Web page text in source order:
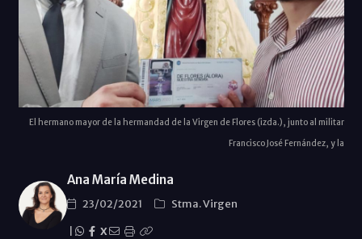
El hermano mayor de la hermandad de la Virgen de Flores (izda.), junto al militar
Francisco José Fernández, y la
Ana María Medina
23/02/2021
Stma. Virgen
X